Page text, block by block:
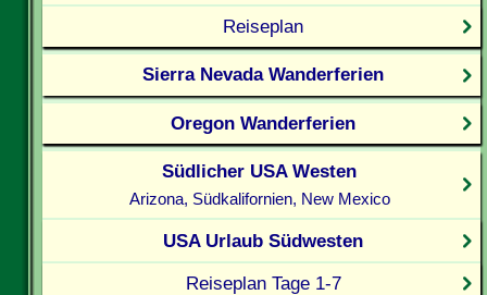
Reiseplan
Sierra Nevada Wanderferien
Oregon Wanderferien
Südlicher USA Westen
Arizona, Südkalifornien, New Mexico
USA Urlaub Südwesten
Reiseplan Tage 1-7